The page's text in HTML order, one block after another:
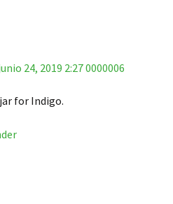
24, 2019 2:27 0000006
for Indigo.